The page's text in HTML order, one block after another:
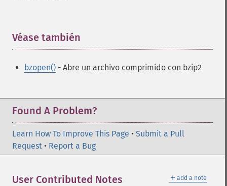
Véase también
bzopen() - Abre un archivo comprimido con bzip2
Found A Problem?
Learn How To Improve This Page • Submit a Pull
Request • Report a Bug
＋ add a note
User Contributed Notes